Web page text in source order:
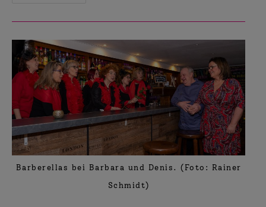
Singen!
Barberellas bei Barbara und Denis. (Foto: Rainer
Schmidt)